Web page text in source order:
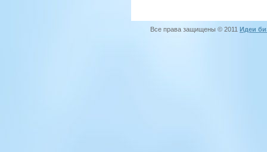
Все права защищены © 2011 Идеи